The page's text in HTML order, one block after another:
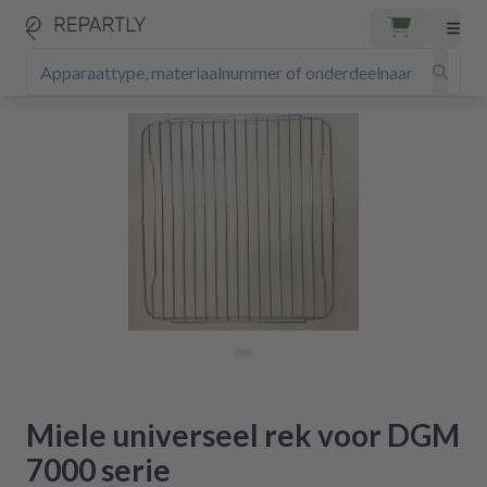
Miele universeel rek voor DGM
7000 serie